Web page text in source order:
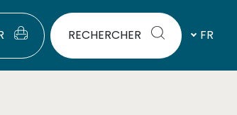
RECHERCHER FR